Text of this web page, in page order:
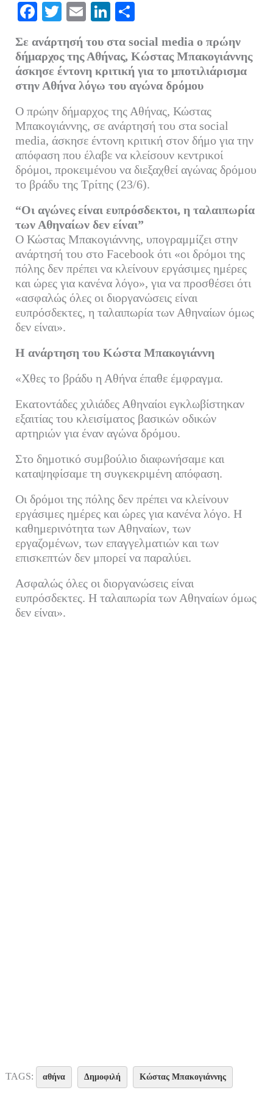
Fa
ce
bo
ok
T
wi
tte
r
E
ail
Li
ed
In
οι
ρ
α
στ
εί
τε
Σε ανάρτησή του στα social media ο πρώην
δήμαρχος της Αθήνας, Κώστας Μπακογιάννης
άσκησε έντονη κριτική για το μποτιλιάρισμα
στην Αθήνα λόγω του αγώνα δρόμου
Ο πρώην δήμαρχος της Αθήνας, Κώστας
Μπακογιάννης, σε ανάρτησή του στα social
media, άσκησε έντονη κριτική στον δήμο για την
απόφαση που έλαβε να κλείσουν κεντρικοί
δρόμοι, προκειμένου να διεξαχθεί αγώνας δρόμου
το βράδυ της Τρίτης (23/6).
“Οι αγώνες είναι ευπρόσδεκτοι, η ταλαιπωρία
των Αθηναίων δεν είναι”
Ο Κώστας Μπακογιάννης, υπογραμμίζει στην
ανάρτησή του στο Facebook ότι «οι δρόμοι της
πόλης δεν πρέπει να κλείνουν εργάσιμες ημέρες
και ώρες για κανένα λόγο», για να προσθέσει ότι
«ασφαλώς όλες οι διοργανώσεις είναι
ευπρόσδεκτες, η ταλαιπωρία των Αθηναίων όμως
δεν είναι».
Η ανάρτηση του Κώστα Μπακογιάννη
«Χθες το βράδυ η Αθήνα έπαθε έμφραγμα.
Εκατοντάδες χιλιάδες Αθηναίοι εγκλωβίστηκαν
εξαιτίας του κλεισίματος βασικών οδικών
αρτηριών για έναν αγώνα δρόμου.
Στο δημοτικό συμβούλιο διαφωνήσαμε και
καταψηφίσαμε τη συγκεκριμένη απόφαση.
Οι δρόμοι της πόλης δεν πρέπει να κλείνουν
εργάσιμες ημέρες και ώρες για κανένα λόγο. Η
καθημερινότητα των Αθηναίων, των
εργαζομένων, των επαγγελματιών και των
επισκεπτών δεν μπορεί να παραλύει.
Ασφαλώς όλες οι διοργανώσεις είναι
ευπρόσδεκτες. Η ταλαιπωρία των Αθηναίων όμως
δεν είναι».
TAGS: αθήνα Δημοφιλή Κώστας Μπακογιάννης